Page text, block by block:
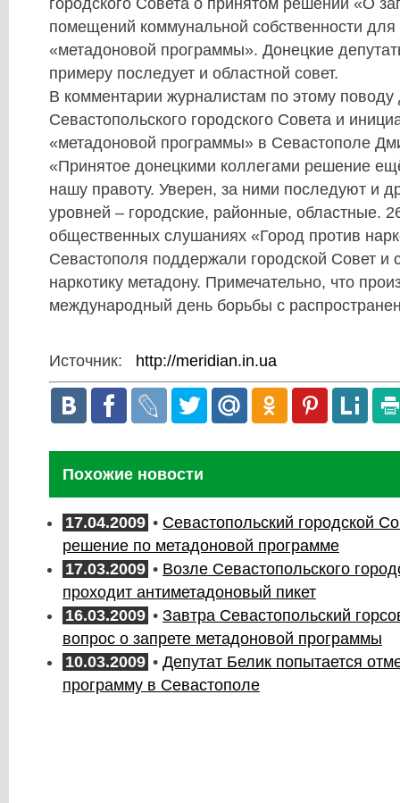
городского Совета о принятом решении «О
помещений коммунальной собственности
«метадоновой программы». Донецкие
примеру последует и областной совет.
В комментарии журналистам по этому поводу
Севастопольского городского Совета и
«метадоновой программы» в Севастополе
«Принятое донецкими коллегами решение
нашу правоту. Уверен, за ними последуют и
уровней – городские, районные, областные.
общественных слушаниях «Город против
Севастополя поддержали городской Совет и
наркотику метадону. Примечательно, что
международный день борьбы с
Источник: http://meridian.in.ua
Похожие новости
17.04.2009 • Севастопольский городской
решение по метадоновой программе
17.03.2009 • Возле Севастопольского
проходит антиметадоновый пикет
16.03.2009 • Завтра Севастопольский
вопрос о запрете метадоновой программы
10.03.2009 • Депутат Белик попытается
программу в Севастополе